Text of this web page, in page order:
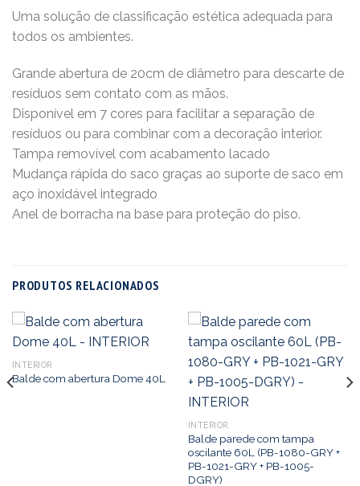
Uma solução de classificação estética adequada para
todos os ambientes.
Grande abertura de 20cm de diâmetro para descarte de
resíduos sem contato com as mãos.
Disponível em 7 cores para facilitar a separação de
resíduos ou para combinar com a decoração interior.
Tampa removível com acabamento lacado
Mudança rápida do saco graças ao suporte de saco em
aço inoxidável integrado
Anel de borracha na base para proteção do piso.
PRODUTOS RELACIONADOS
INTERIOR
Balde com abertura Dome 40L
INTERIOR
Balde parede com tampa
oscilante 60L (PB-1080-GRY +
PB-1021-GRY + PB-1005-
DGRY)